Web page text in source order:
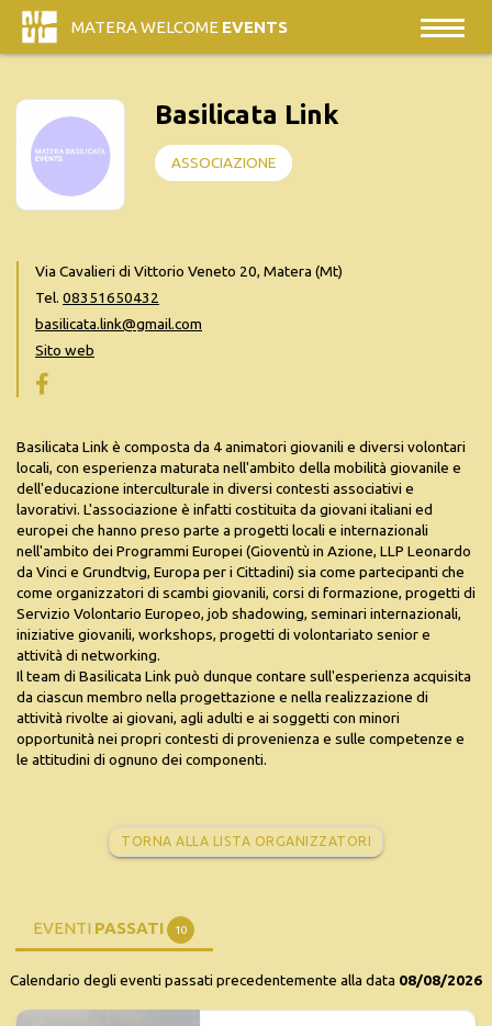
MATERA WELCOME EVENTS
Basilicata Link
ASSOCIAZIONE
Via Cavalieri di Vittorio Veneto 20, Matera (Mt)
Tel. 08351650432
basilicata.link@gmail.com
Sito web
Basilicata Link è composta da 4 animatori giovanili e diversi volontari
locali, con esperienza maturata nell'ambito della mobilità giovanile e
dell'educazione interculturale in diversi contesti associativi e
lavorativi. L'associazione è infatti costituita da giovani italiani ed
europei che hanno preso parte a progetti locali e internazionali
nell'ambito dei Programmi Europei (Gioventù in Azione, LLP Leonardo
da Vinci e Grundtvig, Europa per i Cittadini) sia come partecipanti che
come organizzatori di scambi giovanili, corsi di formazione, progetti di
Servizio Volontario Europeo, job shadowing, seminari internazionali,
iniziative giovanili, workshops, progetti di volontariato senior e
attività di networking.
Il team di Basilicata Link può dunque contare sull'esperienza acquisita
da ciascun membro nella progettazione e nella realizzazione di
attività rivolte ai giovani, agli adulti e ai soggetti con minori
opportunità nei propri contesti di provenienza e sulle competenze e
le attitudini di ognuno dei componenti.
TORNA ALLA LISTA ORGANIZZATORI
EVENTI PASSATI 10
Calendario degli eventi passati precedentemente alla data 08/08/2026